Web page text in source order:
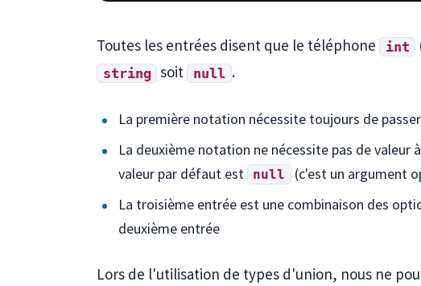
Toutes les entrées disent que le téléphone int
string soit null .
La première notation nécessite toujours de
La deuxième notation ne nécessite pas de valeur
valeur par défaut est
null
(c'est un argument
La troisième entrée est une combinaison des
deuxième entrée
Lors de l'utilisation de types d'union, nous ne